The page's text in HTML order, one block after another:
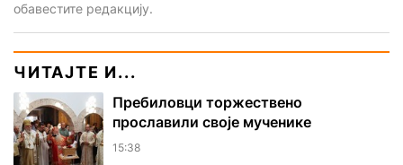
обавестите редакцију.
ЧИТАЈТЕ И...
Пребиловци торжествено
прославили своје мученике
15:38